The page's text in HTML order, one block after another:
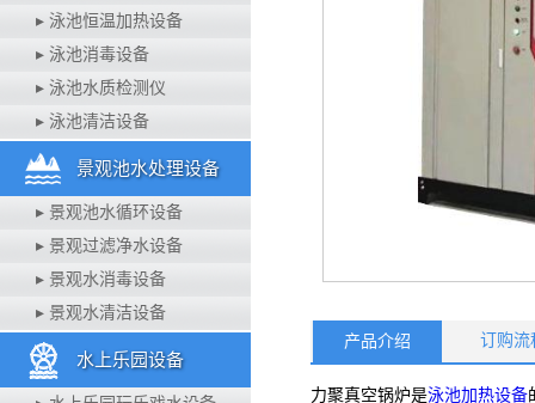
▸ 泳池恒温加热设备
▸ 泳池消毒设备
▸ 泳池水质检测仪
▸ 泳池清洁设备
景观池水处理设备
▸ 景观池水循环设备
▸ 景观过滤净水设备
▸ 景观水消毒设备
▸ 景观水清洁设备
水上乐园设备
产品介绍 订购流
力聚真空锅炉是泳池加热设备